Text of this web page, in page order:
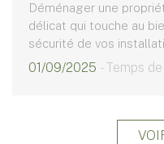
Déménager une
délicat qui touche au
sécurité de vos
01/09/2025 - Temps